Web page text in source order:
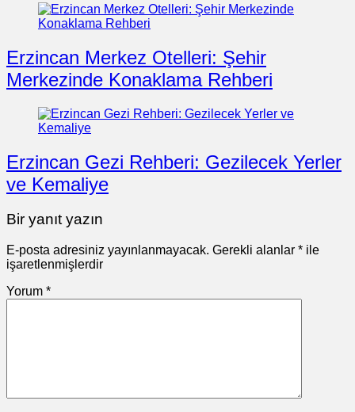
Erzincan Merkez Otelleri: Şehir
Merkezinde Konaklama Rehberi
Erzincan Gezi Rehberi: Gezilecek Yerler
ve Kemaliye
Bir yanıt yazın
E-posta adresiniz yayınlanmayacak. Gerekli alanlar * ile
işaretlenmişlerdir
Yorum *